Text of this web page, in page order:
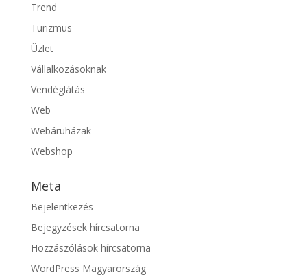
Trend
Turizmus
Üzlet
Vállalkozásoknak
Vendéglátás
Web
Webáruházak
Webshop
Meta
Bejelentkezés
Bejegyzések hírcsatorna
Hozzászólások hírcsatorna
WordPress Magyarország